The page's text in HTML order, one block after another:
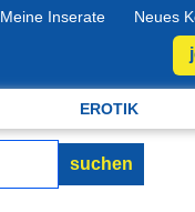
Meine Inserate Neues
EROTIK
suchen